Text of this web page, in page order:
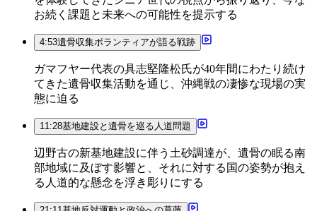
お続く課題と未来への可能性を提示する
4:53遺骨収集ボランティアが語る戦跡
ガマフヤー代表の具志堅隆松氏が40年間にわたり続け
てきた遺骨収集活動を通じ、沖縄戦の凄惨な現場の実
態に迫る
11:28基地建設と遺骨を巡る人道問題
辺野古の新基地建設に伴う土砂調達が、遺骨の眠る南
部地域に及ぼす影響と、それに対する国の姿勢が抱え
る人道的な懸念を浮き彫りにする